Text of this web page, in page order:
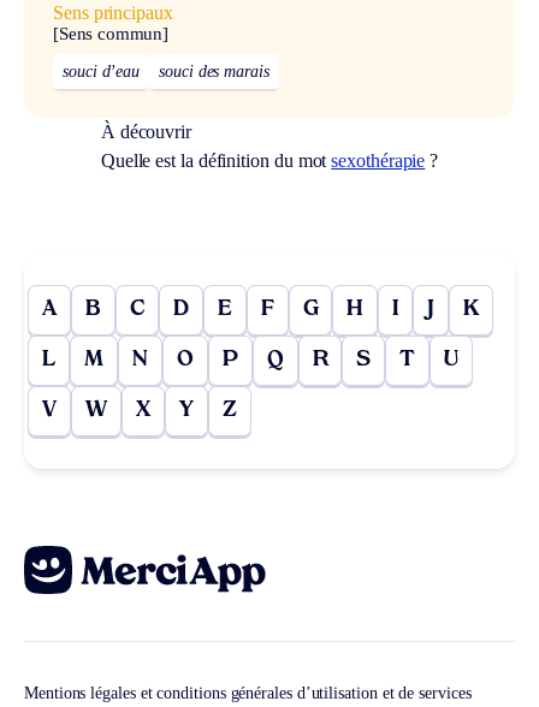
Sens principaux
[Sens commun]
souci d’eau souci des marais
À découvrir
Quelle est la définition du motsexothérapie ?
A B C D E F G H I J K
L M N O P Q R S T U
V W X Y Z
Mentions légales et conditions générales d’utilisation et de services